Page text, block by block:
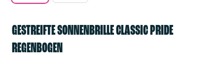
GESTREIFTE SONNENBRILLE CLASSIC PRIDE
REGENBOGEN